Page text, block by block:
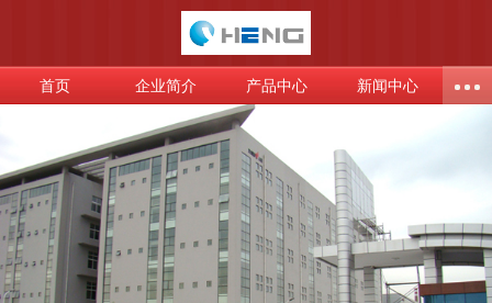
首页 企业简介 产品中心 新闻中心